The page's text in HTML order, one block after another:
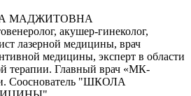
МАДЖИТОВНА
акушер-гинеколог,
лазерной медицины, врач
медицины, эксперт в области
терапии. Главный врач «МК-
"ШКОЛА